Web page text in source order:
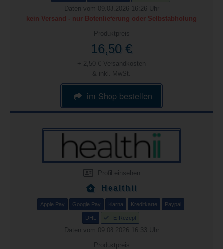
Daten vom 09.08.2026 16:26 Uhr
kein Versand - nur Botenlieferung oder Selbstabholung
Produktpreis
16,50 €
+ 2,50 € Versandkosten
& inkl. MwSt.
im Shop bestellen
Profil einsehen
Healthii
Apple Pay Google Pay Klarna Kreditkarte Paypal
DHL E-Rezept
Daten vom 09.08.2026 16:33 Uhr
Produktpreis